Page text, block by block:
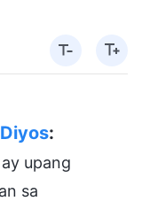
:
upang
sa